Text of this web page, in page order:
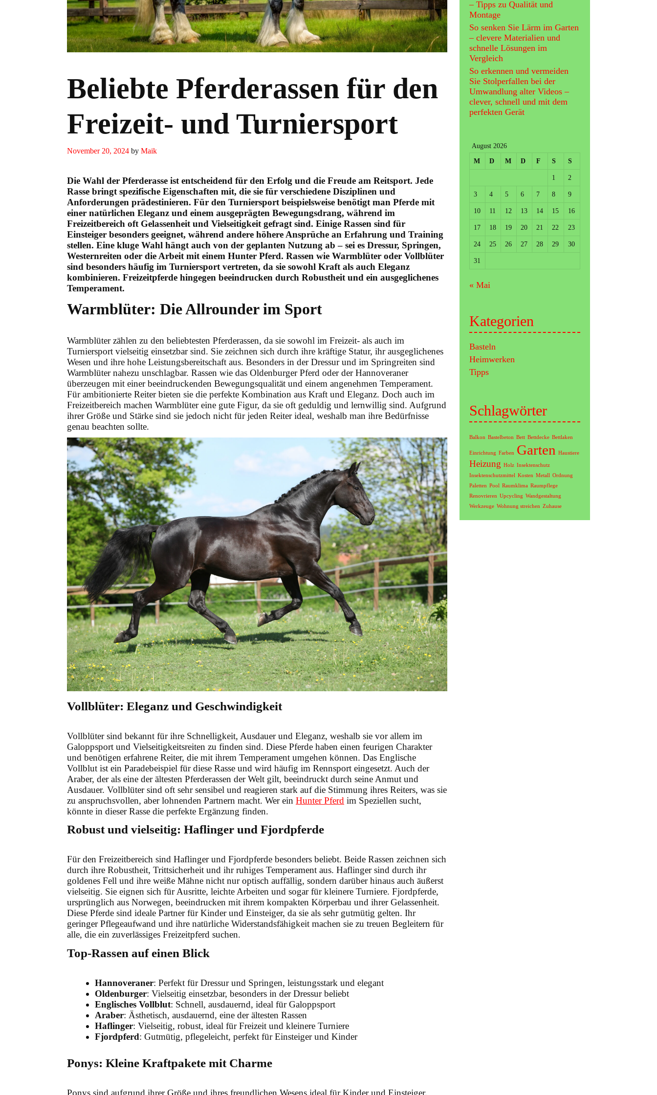
Beliebte Pferderassen für den
Freizeit- und Turniersport
November 20, 2024 by Maik
Die Wahl der Pferderasse ist entscheidend für den Erfolg und die Freude am Reitsport. Jede
Rasse bringt spezifische Eigenschaften mit, die sie für verschiedene Disziplinen und
Anforderungen prädestinieren. Für den Turniersport beispielsweise benötigt man Pferde mit
einer natürlichen Eleganz und einem ausgeprägten Bewegungsdrang, während im
Freizeitbereich oft Gelassenheit und Vielseitigkeit gefragt sind. Einige Rassen sind für
Einsteiger besonders geeignet, während andere höhere Ansprüche an Erfahrung und Training
stellen. Eine kluge Wahl hängt auch von der geplanten Nutzung ab – sei es Dressur, Springen,
Westernreiten oder die Arbeit mit einem Hunter Pferd. Rassen wie Warmblüter oder Vollblüter
sind besonders häufig im Turniersport vertreten, da sie sowohl Kraft als auch Eleganz
kombinieren. Freizeitpferde hingegen beeindrucken durch Robustheit und ein ausgeglichenes
Temperament.
Warmblüter: Die Allrounder im Sport
Warmblüter zählen zu den beliebtesten Pferderassen, da sie sowohl im Freizeit- als auch im
Turniersport vielseitig einsetzbar sind. Sie zeichnen sich durch ihre kräftige Statur, ihr ausgeglichenes
Wesen und ihre hohe Leistungsbereitschaft aus. Besonders in der Dressur und im Springreiten sind
Warmblüter nahezu unschlagbar. Rassen wie das Oldenburger Pferd oder der Hannoveraner
überzeugen mit einer beeindruckenden Bewegungsqualität und einem angenehmen Temperament.
Für ambitionierte Reiter bieten sie die perfekte Kombination aus Kraft und Eleganz. Doch auch im
Freizeitbereich machen Warmblüter eine gute Figur, da sie oft geduldig und lernwillig sind. Aufgrund
ihrer Größe und Stärke sind sie jedoch nicht für jeden Reiter ideal, weshalb man ihre Bedürfnisse
genau beachten sollte.
Vollblüter: Eleganz und Geschwindigkeit
Vollblüter sind bekannt für ihre Schnelligkeit, Ausdauer und Eleganz, weshalb sie vor allem im
Galoppsport und Vielseitigkeitsreiten zu finden sind. Diese Pferde haben einen feurigen Charakter
und benötigen erfahrene Reiter, die mit ihrem Temperament umgehen können. Das Englische
Vollblut ist ein Paradebeispiel für diese Rasse und wird häufig im Rennsport eingesetzt. Auch der
Araber, der als eine der ältesten Pferderassen der Welt gilt, beeindruckt durch seine Anmut und
Ausdauer. Vollblüter sind oft sehr sensibel und reagieren stark auf die Stimmung ihres Reiters, was sie
zu anspruchsvollen, aber lohnenden Partnern macht. Wer ein Hunter Pferd im Speziellen sucht,
könnte in dieser Rasse die perfekte Ergänzung finden.
Robust und vielseitig: Haflinger und Fjordpferde
Für den Freizeitbereich sind Haflinger und Fjordpferde besonders beliebt. Beide Rassen zeichnen sich
durch ihre Robustheit, Trittsicherheit und ihr ruhiges Temperament aus. Haflinger sind durch ihr
goldenes Fell und ihre weiße Mähne nicht nur optisch auffällig, sondern darüber hinaus auch äußerst
vielseitig. Sie eignen sich für Ausritte, leichte Arbeiten und sogar für kleinere Turniere. Fjordpferde,
ursprünglich aus Norwegen, beeindrucken mit ihrem kompakten Körperbau und ihrer Gelassenheit.
Diese Pferde sind ideale Partner für Kinder und Einsteiger, da sie als sehr gutmütig gelten. Ihr
geringer Pflegeaufwand und ihre natürliche Widerstandsfähigkeit machen sie zu treuen Begleitern für
alle, die ein zuverlässiges Freizeitpferd suchen.
Top-Rassen auf einen Blick
Hannoveraner: Perfekt für Dressur und Springen, leistungsstark und elegant
Oldenburger: Vielseitig einsetzbar, besonders in der Dressur beliebt
Englisches Vollblut: Schnell, ausdauernd, ideal für Galoppsport
Araber: Ästhetisch, ausdauernd, eine der ältesten Rassen
Haflinger: Vielseitig, robust, ideal für Freizeit und kleinere Turniere
Fjordpferd: Gutmütig, pflegeleicht, perfekt für Einsteiger und Kinder
Ponys: Kleine Kraftpakete mit Charme
Ponys sind aufgrund ihrer Größe und ihres freundlichen Wesens ideal für Kinder und Einsteiger.
– Tipps zu Qualität und
Montage
So senken Sie Lärm im Garten
– clevere Materialien und
schnelle Lösungen im
Vergleich
So erkennen und vermeiden
Sie Stolperfallen bei der
Umwandlung alter Videos –
clever, schnell und mit dem
perfekten Gerät
August 2026
M
D M D F S S
1 2
3 4 5 6 7 8 9
10 11 12 13 14 15 16
17 18 19 20 21 22 23
24 25 26 27 28 29 30
31
« Mai
Kategorien
Basteln
Heimwerken
Tipps
Schlagwörter
Balkon Bastelbeton Bett Bettdecke Bettlaken
Einrichtung Farben Garten Haustiere
Heizung Holz Insektenschutz
Insektenschutzmittel
Kosten Metall
Ordnung
Paletten Pool Raumklima Raumpflege
Renovrieren Upcycling Wandgestaltung
Werkzeuge Wohnung streichen Zuhause